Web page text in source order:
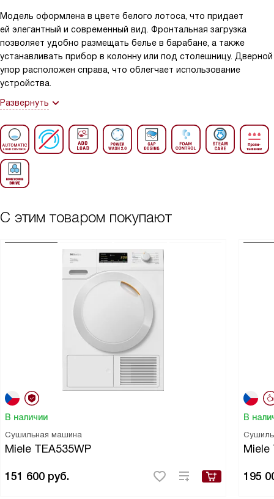
Модель оформлена в цвете белого лотоса, что придает
ей элегантный и современный вид. Фронтальная загрузка
позволяет удобно размещать белье в барабане, а также
устанавливать прибор в колонну или под столешницу. Дверной
упор расположен справа, что облегчает использование
устройства.
Развернуть
С этим товаром покупают
В наличии
Сушильная машина
Miele TEA535WP
151 600 руб.
В
Miele
195